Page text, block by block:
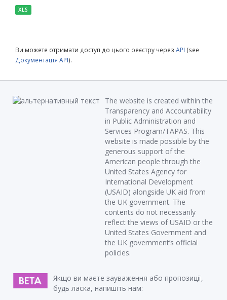
XLS
Ви можете отримати доступ до цього реєстру через API (see
Документація API).
The website is created within the
Transparency and Accountability
in Public Administration and
Services Program/TAPAS. This
website is made possible by the
generous support of the
American people through the
United States Agency for
International Development
(USAID) alongside UK aid from
the UK government. The
contents do not necessarily
reflect the views of USAID or the
United States Government and
the UK government’s official
policies.
Якщо ви маєте зауваження або пропозиції,
будь ласка, напишіть нам: